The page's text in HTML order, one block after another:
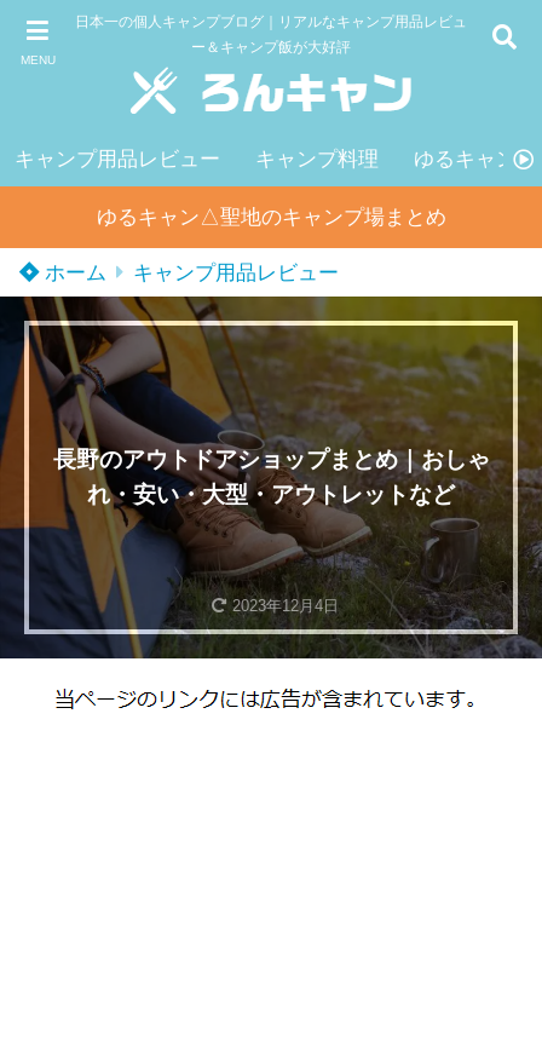
MENU
日本一の個人キャンプブログ｜リアルなキャンプ用品レビュ
ー＆キャンプ飯が大好評
キャンプ用品レビュー キャンプ料理 ゆるキャン△
ゆるキャン△聖地のキャンプ場まとめ
ホーム キャンプ用品レビュー
長野のアウトドアショップまとめ｜おしゃ
れ・安い・大型・アウトレットなど
2023年12月4日